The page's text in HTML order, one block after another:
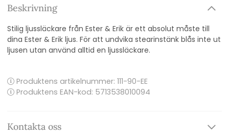
Beskrivning
Stilig ljussläckare från Ester & Erik är ett absolut måste till
dina Ester & Erik ljus. För att undvika stearinstänk blås inte ut
ljusen utan använd alltid en ljussläckare.
Produktens artikelnummer: 111-90-EE
Produktens EAN-kod: 5713538010094
Kontakta oss